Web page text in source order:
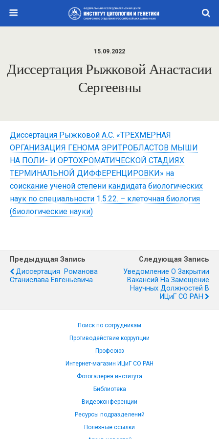
15.09.2022
Диссертация Рыжковой Анастасии
Сергеевны
Диссертация Рыжковой А.С. «ТРЕХМЕРНАЯ
ОРГАНИЗАЦИЯ ГЕНОМА ЭРИТРОБЛАСТОВ МЫШИ
НА ПОЛИ- И ОРТОХРОМАТИЧЕСКОЙ СТАДИЯХ
ТЕРМИНАЛЬНОЙ ДИФФЕРЕНЦИРОВКИ» на
соискание ученой степени кандидата биологических
наук по специальности 1.5.22. – клеточная биология
(биологические науки)
Предыдущая Запись
Диссертация Романова
Станислава Евгеньевича
Следующая Запись
Уведомление О Закрытии
Вакансий На Замещение
Научных Должностей В
ИЦиГ СО РАН
Поиск по сотрудникам
Противодействие коррупции
Профсоюз
Интернет-магазин ИЦиГ СО РАН
Фотогалерея института
Библиотека
Видеоконференции
Ресурсы подразделений
Полезные ссылки